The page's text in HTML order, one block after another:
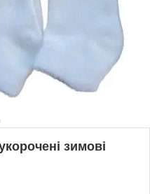
зимові